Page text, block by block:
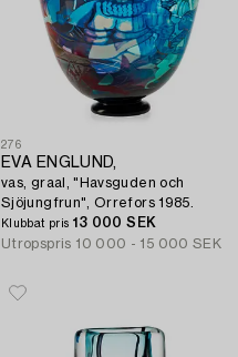
276
EVA ENGLUND,
vas, graal, "Havsguden och
Sjöjungfrun", Orrefors 1985.
Klubbat pris 13 000 SEK
Utropspris 10 000 - 15 000 SEK